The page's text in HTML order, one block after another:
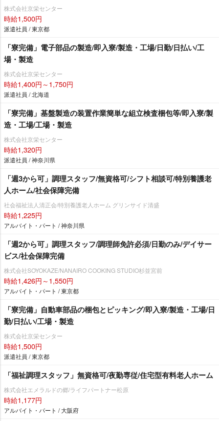
株式会社京栄センター
時給1,500円
派遣社員 / 東京都
「寮完備」電子部品の製造/即入寮/製造・工場/日勤/日払い/工
場・製造
株式会社京栄センター
時給1,400円～1,750円
派遣社員 / 北海道
「寮完備」基盤製造の装置作業簡単な組立検査梱包等/即入寮/製
造・工場/工場・製造
株式会社京栄センター
時給1,320円
派遣社員 / 神奈川県
「週3から可」調理スタッフ/無資格可/シフト相談可/特別養護老
人ホーム/社会保障完備
社会福祉法人清正会/特別養護老人ホーム グリンサイド清盛
時給1,225円
アルバイト・パート / 神奈川県
「週2から可」調理スタッフ/調理師免許必須/日勤のみ/デイサー
ビス/社会保障完備
株式会社SOYOKAZE/NANAIRO COOKING STUDIO杉並宮前
時給1,426円～1,550円
アルバイト・パート / 東京都
「寮完備」自動車部品の梱包とピッキング/即入寮/製造・工場/日
勤/日払い/工場・製造
株式会社京栄センター
時給1,500円
派遣社員 / 東京都
「福祉調理スタッフ」無資格可/夜勤専従/住宅型有料老人ホーム
株式会社エメラルドの郷/ライフパートナー松原
時給1,177円
アルバイト・パート / 大阪府